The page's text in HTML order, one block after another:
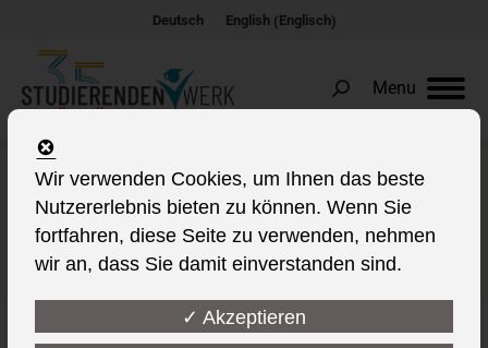
Deutsch English(Englisch)
Menu
Search:
Sicherheit in unseren
Wohnheimen – Ein
gemeinsames Anliegen
Wir verwenden Cookies, um Ihnen das beste
Nutzererlebnis bieten zu können. Wenn Sie
fortfahren, diese Seite zu verwenden, nehmen
wir an, dass Sie damit einverstanden sind.
✓ Akzeptieren